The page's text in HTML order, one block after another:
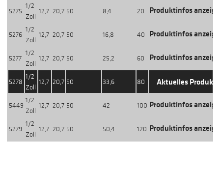
5275
1/2
Zoll
12,7 20,7 50 8,4 20 Produktinfos
5276
1/2
Zoll
12,7 20,7 50 16,8 40 Produktinfos
5277
1/2
Zoll
12,7 20,7 50 25,2 60 Produktinfos
5278
1/2
Zoll
12,7 20,7 50 33,6 80 Aktuelles Produkt
5449
1/2
Zoll
12,7 20,7 50 42 100 Produktinfos
5279
1/2
Zoll
12,7 20,7 50 50,4 120 Produktinfos